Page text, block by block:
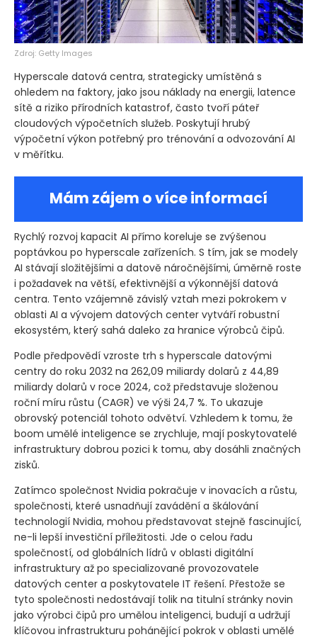
Zdroj: Getty Images
Hyperscale datová centra, strategicky umístěná s
ohledem na faktory, jako jsou náklady na energii, latence
sítě a riziko přírodních katastrof, často tvoří páteř
cloudových výpočetních služeb. Poskytují hrubý
výpočetní výkon potřebný pro trénování a odvozování AI
v měřítku.
Mám zájem o více informací
Rychlý rozvoj kapacit AI přímo koreluje se zvýšenou
poptávkou po hyperscale zařízeních. S tím, jak se modely
AI stávají složitějšími a datově náročnějšími, úměrně roste
i požadavek na větší, efektivnější a výkonnější datová
centra. Tento vzájemně závislý vztah mezi pokrokem v
oblasti AI a vývojem datových center vytváří robustní
ekosystém, který sahá daleko za hranice výrobců čipů.
Podle předpovědí vzroste trh s hyperscale datovými
centry do roku 2032 na 262,09 miliardy dolarů z 44,89
miliardy dolarů v roce 2024, což představuje složenou
roční míru růstu (CAGR) ve výši 24,7 %. To ukazuje
obrovský potenciál tohoto odvětví. Vzhledem k tomu, že
boom umělé inteligence se zrychluje, mají poskytovatelé
infrastruktury dobrou pozici k tomu, aby dosáhli značných
zisků.
Zatímco společnost Nvidia pokračuje v inovacích a růstu,
společnosti, které usnadňují zavádění a škálování
technologií Nvidia, mohou představovat stejně fascinující,
ne-li lepší investiční příležitosti. Jde o celou řadu
společností, od globálních lídrů v oblasti digitální
infrastruktury až po specializované provozovatele
datových center a poskytovatele IT řešení. Přestože se
tyto společnosti nedostávají tolik na titulní stránky novin
jako výrobci čipů pro umělou inteligenci, budují a udržují
klíčovou infrastrukturu pohánějící pokrok v oblasti umělé